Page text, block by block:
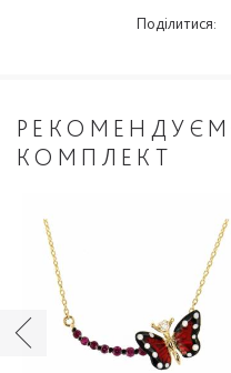
Поділитися:
КОМПЛЕКТ